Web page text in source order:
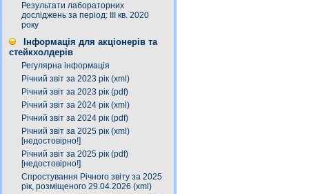
Результати лабораторних
досліджень за період: ІІІ кв. 2020
року
Інформація для акціонерів та
стейкхолдерів
Регулярна інформація
Річний звіт за 2023 рік (xml)
Річний звіт за 2023 рік (pdf)
Річний звіт за 2024 рік (xml)
Річний звіт за 2024 рік (pdf)
Річний звіт за 2025 рік (xml)
[недостовірно!]
Річний звіт за 2025 рік (pdf)
[недостовірно!]
Спростування Річного звіту за 2025
рік, розміщеного 29.04.2026 (xml)